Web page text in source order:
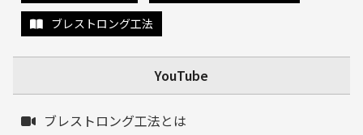
ブレストロング工法
YouTube
ブレストロング工法とは